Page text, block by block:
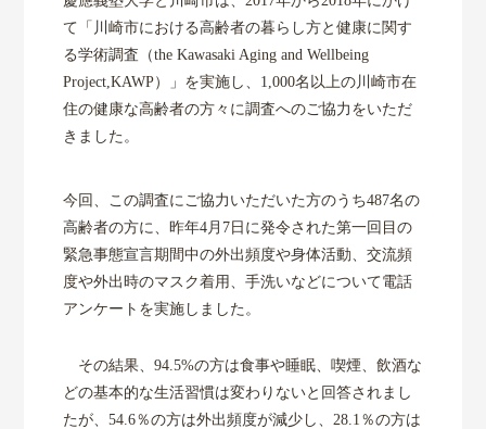
て「川崎市における高齢者の暮らし方と健康に関す
る学術調査（the Kawasaki Aging and Wellbeing
Project,KAWP）」を実施し、1,000名以上の川崎市在
住の健康な高齢者の方々に調査へのご協力をいただ
きました。
今回、この調査にご協力いただいた方のうち487名の
高齢者の方に、昨年4月7日に発令された第一回目の
緊急事態宣言期間中の外出頻度や身体活動、交流頻
度や外出時のマスク着用、手洗いなどについて電話
アンケートを実施しました。
その結果、94.5%の方は食事や睡眠、喫煙、飲酒な
どの基本的な生活習慣は変わりないと回答されまし
たが、54.6％の方は外出頻度が減少し、28.1％の方は
共同研究
研究成果